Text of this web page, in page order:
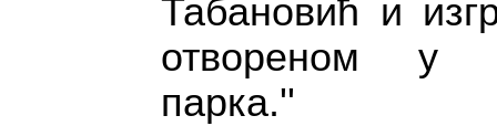
Табановић и
отвореном у
парка.''